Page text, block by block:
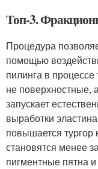
Топ-3.
Процедура
помощью
пилинга в
не поверхностные,
запускает
выработки
повышается тургор
становятся менее
пигментные пятна